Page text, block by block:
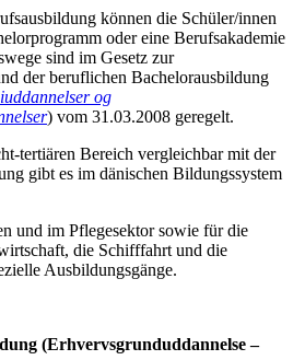
können die Schüler/innen
oder eine Berufsakademie
sind im Gesetz zur
der beruflichen Bachelorausbildung
og
) vom 31.03.2008 geregelt.
tertiären Bereich vergleichbar mit der
gibt es im dänischen Bildungssystem
und im Pflegesektor sowie für die
die Schifffahrt und die
Ausbildungsgänge.
(Erhvervsgrunduddannelse –